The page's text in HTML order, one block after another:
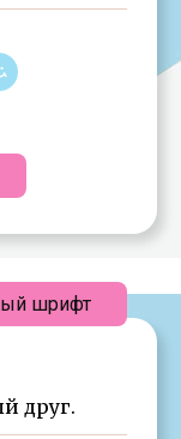
друг.
шрифт